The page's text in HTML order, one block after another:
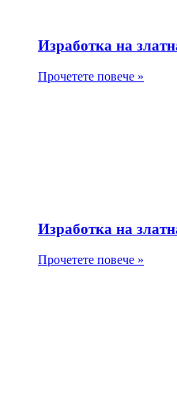
Изработка на
Прочетете повече »
Изработка на
Прочетете повече »